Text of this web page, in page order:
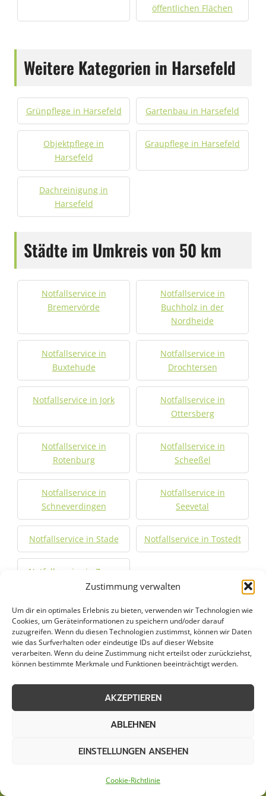
Zustimmung verwalten
Um dir ein optimales Erlebnis zu bieten, verwenden wir Technologien wie
Cookies, um Geräteinformationen zu speichern und/oder darauf
zuzugreifen. Wenn du diesen Technologien zustimmst, können wir Daten
wie das Surfverhalten oder eindeutige IDs auf dieser Website
verarbeiten. Wenn du deine Zustimmung nicht erteilst oder zurückziehst,
können bestimmte Merkmale und Funktionen beeinträchtigt werden.
AKZEPTIEREN
ABLEHNEN
EINSTELLUNGEN ANSEHEN
Cookie-Richtlinie
öffentlichen Flächen
Weitere Kategorien in Harsefeld
Grünpflege in Harsefeld Gartenbau in Harsefeld
Objektpflege in
Harsefeld
Graupflege in Harsefeld
Dachreinigung in
Harsefeld
Städte im Umkreis von 50 km
Notfallservice in
Bremervörde
Notfallservice in
Buchholz in der
Nordheide
Notfallservice in
Buxtehude
Notfallservice in
Drochtersen
Notfallservice in Jork
Notfallservice in
Ottersberg
Notfallservice in
Rotenburg
Notfallservice in
Scheeßel
Notfallservice in
Schneverdingen
Notfallservice in
Seevetal
Notfallservice in Stade Notfallservice in Tostedt
Notfallservice in Zeven
Jetzt Anfrage stellen
Zum Formular